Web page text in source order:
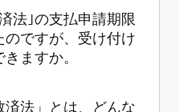
法｣の支払申請期限
ですが、受け付け
ますか。
済法」とは、どんな